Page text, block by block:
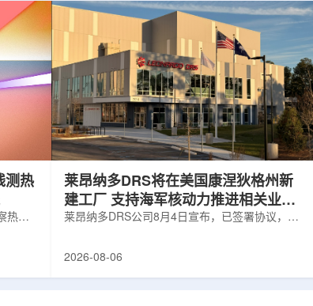
测热
热量
正成
莱昂纳多DRS将在美国康涅狄格州新
建工厂 支持海军核动力推进相关业务
增长
莱昂纳多DRS公司8月4日宣布，已签署协议，将
并为公司在核能领域的后续增长提供空间和基础
2026-08-06